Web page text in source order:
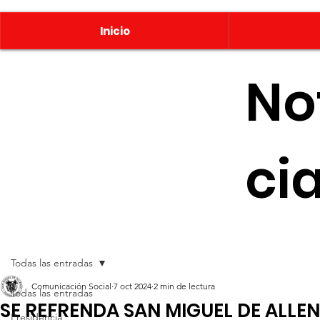
Todas las entradas
Presidencia
Todas las entradas
SE REFRENDA SAN MIGUEL DE
Comunicación Social 7 oct 2024 2 min de lectura
Inicio